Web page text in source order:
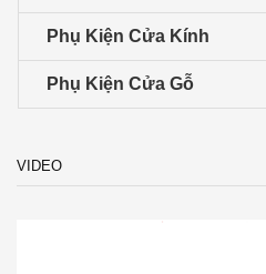
Phụ Kiện Cửa Kính
Phụ Kiện Cửa Gỗ
VIDEO